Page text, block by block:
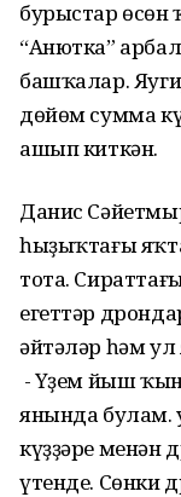
бурыстар
“Анютка”
башҡалар.
дөйөм сумма
ашып киткән.
Данис
һыҙыҡтағы
тота.
егеттәр
әйтәләр һәм ул
- Үҙем йыш
янында булам.
күҙҙәре менән
үтенде. Сөнки